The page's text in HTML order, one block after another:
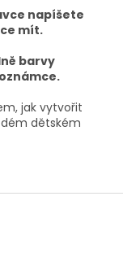
napíšete
mít.
barvy
jak vytvořit
dětském